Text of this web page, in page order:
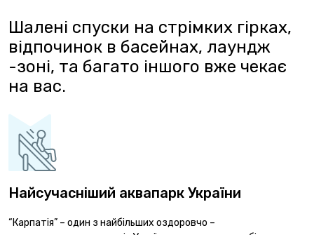
Шалені спуски на стрімких гірках,
відпочинок в басейнах, лаундж
-зоні, та багато іншого вже чекає
на вас.
Найсучасніший аквапарк України
“Карпатія” – один з найбільших оздоровчо –